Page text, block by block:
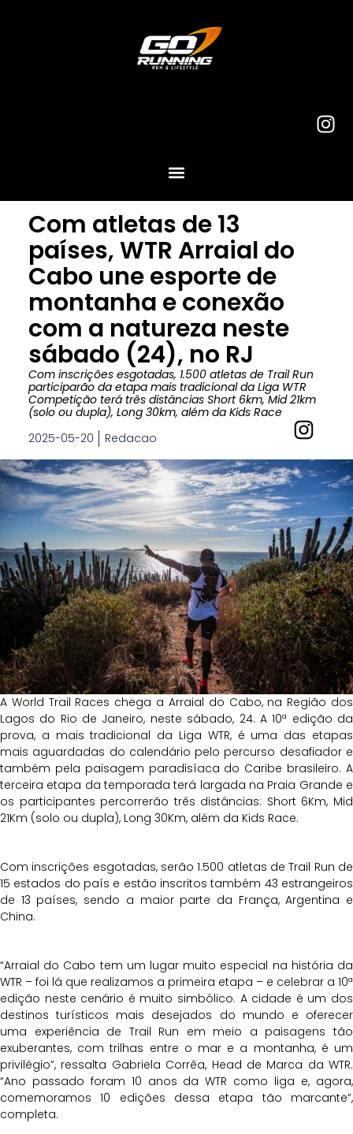
Com atletas de 13
países, WTR Arraial do
Cabo une esporte de
montanha e conexão
com a natureza neste
sábado (24), no RJ
Com inscrições esgotadas, 1.500 atletas de Trail Run
participarão da etapa mais tradicional da Liga WTR
Competição terá três distâncias Short 6km, Mid 21km
(solo ou dupla), Long 30km, além da Kids Race
2025-05-20
Redacao
A World Trail Races chega a Arraial do Cabo, na Região dos
Lagos do Rio de Janeiro, neste sábado, 24. A 10ª edição da
prova, a mais tradicional da Liga WTR, é uma das etapas
mais aguardadas do calendário pelo percurso desafiador e
também pela paisagem paradisíaca do Caribe brasileiro. A
terceira etapa da temporada terá largada na Praia Grande e
os participantes percorrerão três distâncias: Short 6Km, Mid
21Km (solo ou dupla), Long 30Km, além da Kids Race.
Com inscrições esgotadas, serão 1.500 atletas de Trail Run de
15 estados do país e estão inscritos também 43 estrangeiros
de 13 países, sendo a maior parte da França, Argentina e
China.
“Arraial do Cabo tem um lugar muito especial na história da
WTR – foi lá que realizamos a primeira etapa – e celebrar a 10ª
edição neste cenário é muito simbólico. A cidade é um dos
destinos turísticos mais desejados do mundo e oferecer
uma experiência de Trail Run em meio a paisagens tão
exuberantes, com trilhas entre o mar e a montanha, é um
privilégio”, ressalta Gabriela Corrêa, Head de Marca da WTR.
“Ano passado foram 10 anos da WTR como liga e, agora,
comemoramos 10 edições dessa etapa tão marcante”,
completa.